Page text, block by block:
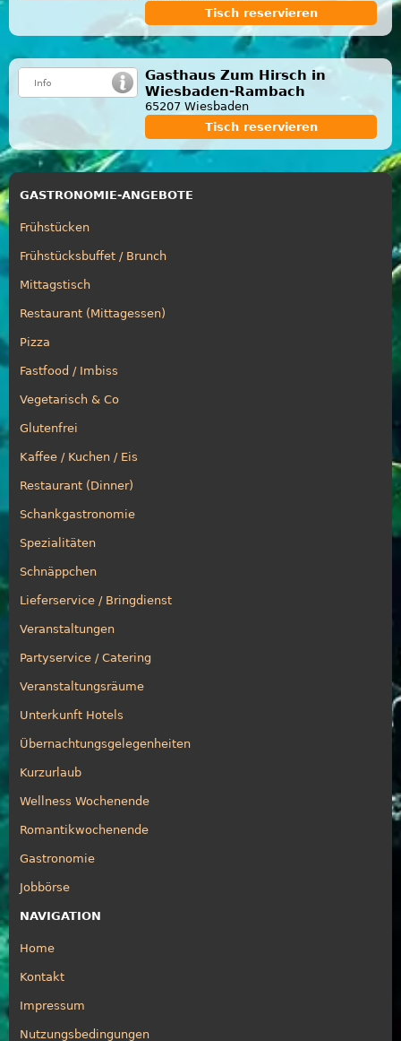
Tisch reservieren
Gasthaus Zum Hirsch in
Wiesbaden-Rambach
65207 Wiesbaden
Tisch reservieren
GASTRONOMIE-ANGEBOTE
Frühstücken
Frühstücksbuffet / Brunch
Mittagstisch
Restaurant (Mittagessen)
Pizza
Fastfood / Imbiss
Vegetarisch & Co
Glutenfrei
Kaffee / Kuchen / Eis
Restaurant (Dinner)
Schankgastronomie
Spezialitäten
Schnäppchen
Lieferservice / Bringdienst
Veranstaltungen
Partyservice / Catering
Veranstaltungsräume
Unterkunft Hotels
Übernachtungsgelegenheiten
Kurzurlaub
Wellness Wochenende
Romantikwochenende
Gastronomie
Jobbörse
NAVIGATION
Home
Kontakt
Impressum
Nutzungsbedingungen